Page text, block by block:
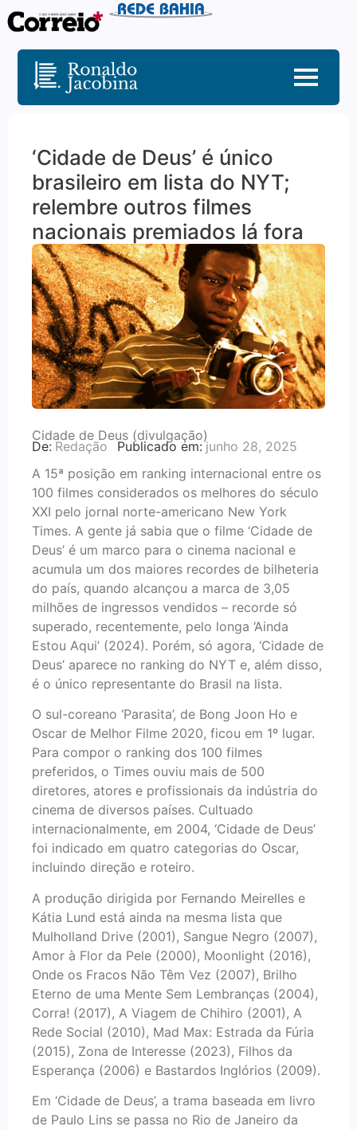
‘Cidade de Deus’ é único
brasileiro em lista do NYT;
relembre outros filmes
nacionais premiados lá fora
Cidade de Deus (divulgação)
De: Redação Publicado em: junho 28, 2025
A 15ª posição em ranking internacional entre os
100 filmes considerados os melhores do século
XXI pelo jornal norte-americano New York
Times. A gente já sabia que o filme ‘Cidade de
Deus’ é um marco para o cinema nacional e
acumula um dos maiores recordes de bilheteria
do país, quando alcançou a marca de 3,05
milhões de ingressos vendidos – recorde só
superado, recentemente, pelo longa ‘Ainda
Estou Aqui’ (2024). Porém, só agora, ‘Cidade de
Deus’ aparece no ranking do NYT e, além disso,
é o único representante do Brasil na lista.
O sul-coreano ‘Parasita’, de Bong Joon Ho e
Oscar de Melhor Filme 2020, ficou em 1º lugar.
Para compor o ranking dos 100 filmes
preferidos, o Times ouviu mais de 500
diretores, atores e profissionais da indústria do
cinema de diversos países. Cultuado
internacionalmente, em 2004, ‘Cidade de Deus’
foi indicado em quatro categorias do Oscar,
incluindo direção e roteiro.
A produção dirigida por Fernando Meirelles e
Kátia Lund está ainda na mesma lista que
Mulholland Drive (2001), Sangue Negro (2007),
Amor à Flor da Pele (2000), Moonlight (2016),
Onde os Fracos Não Têm Vez (2007), Brilho
Eterno de uma Mente Sem Lembranças (2004),
Corra! (2017), A Viagem de Chihiro (2001), A
Rede Social (2010), Mad Max: Estrada da Fúria
(2015), Zona de Interesse (2023), Filhos da
Esperança (2006) e Bastardos Inglórios (2009).
Em ‘Cidade de Deus’, a trama baseada em livro
de Paulo Lins se passa no Rio de Janeiro da